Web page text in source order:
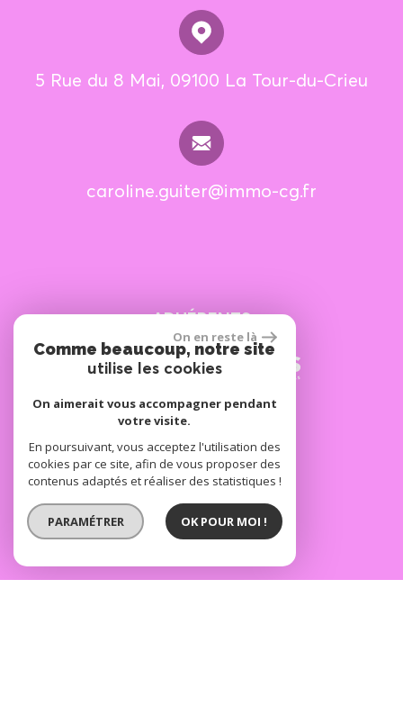
5 Rue du 8 Mai, 09100 La Tour-du-Crieu
caroline.guiter@immo-cg.fr
ADHÉRENTS
SE CONNECTER
Espace propriétaire
On en reste là
Comme beaucoup, notre site
utilise les cookies
On aimerait vous accompagner pendant
votre visite.
En poursuivant, vous acceptez l'utilisation des
cookies par ce site, afin de vous proposer des
contenus adaptés et réaliser des statistiques !
PARAMÉTRER OK POUR MOI !